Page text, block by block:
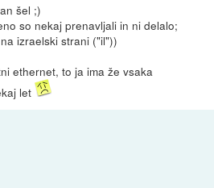
šel ;)
so nekaj prenavljali in ni delalo;
izraelski strani ("il"))
ethernet, to ja ima že vsaka
let